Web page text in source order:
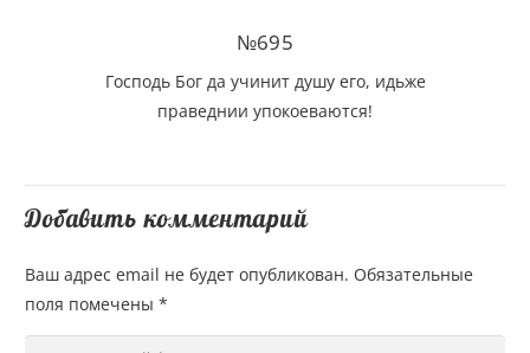
№695
Господь Бог да учинит душу его, идьже
праведнии упокоеваются!
Добавить комментарий
Ваш адрес email не будет опубликован. Обязательные
поля помечены *